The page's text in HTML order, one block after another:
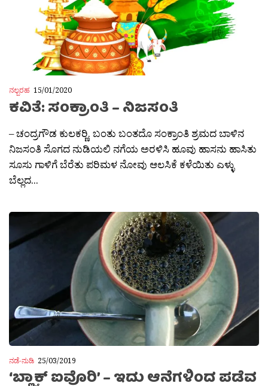
ನಲ್ಬರಹ 15/01/2020
ಕವಿತೆ: ಸಂಕ್ರಾಂತಿ – ನಿಜಸಂತಿ
– ಚಂದ್ರಗೌಡ ಕುಲಕರ‍್ಣಿ. ಬಂತು ಬಂತದೊ ಸಂಕ್ರಾಂತಿ ಶ್ರಮದ ಬಾಳಿನ
ನಿಜಸಂತಿ ಸೊಗದ ನುಡಿಯಲಿ ನಗೆಯ ಅರಳಿಸಿ ಹೂವು ಹಾಸನು ಹಾಸಿತು
ಸೂಸು ಗಾಳಿಗೆ ಬೆರೆತು ಪರಿಮಳ ನೋವು ಆಲಸಿಕೆ ಕಳೆಯಿತು ಎಳ್ಳು
ಬೆಲ್ಲದ...
ನಡೆ-ನುಡಿ 25/03/2019
‘ಬ್ಲ್ಯಾಕ್ ಐವೊರಿ’ – ಇದು ಆನೆಗಳಿಂದ ಪಡೆವ